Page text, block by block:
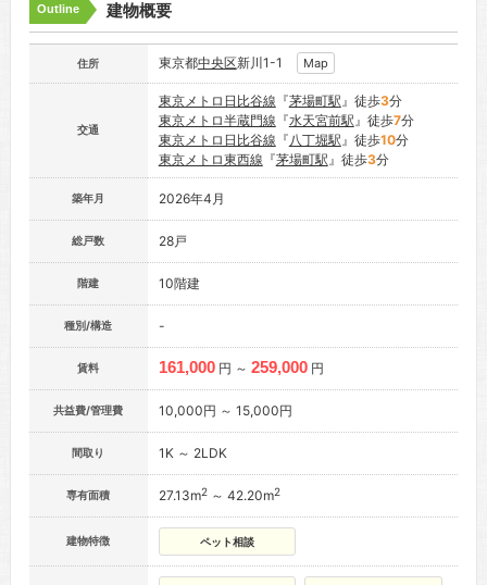
Outline 建物概要
住所 東京都中央区新川1-1 Map
交通
東京メトロ日比谷線 『茅場町駅』徒歩3分
東京メトロ半蔵門線 『水天宮前駅』徒歩7分
東京メトロ日比谷線 『八丁堀駅』徒歩10分
東京メトロ東西線 『茅場町駅』徒歩3分
築年月 2026年4月
総戸数 28戸
階建 10階建
種別/構造 -
賃料 161,000 円 ～ 259,000 円
共益費/管理費 10,000円 ～ 15,000円
間取り 1K ～ 2LDK
専有面積 27.13m2～ 42.20m2
建物特徴 ペット相談